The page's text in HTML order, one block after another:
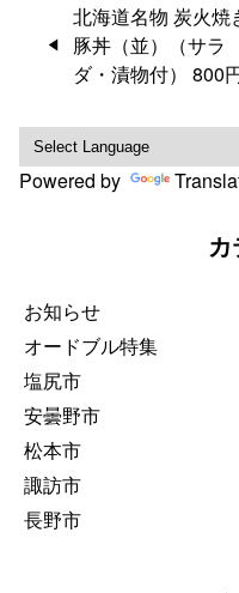
ゲ
ー
シ
北海道名物 炭火焼
豚丼（並）（サラ
ダ・漬物付） 800
Powered by
お知らせ
オードブル特集
塩尻市
安曇野市
松本市
諏訪市
長野市